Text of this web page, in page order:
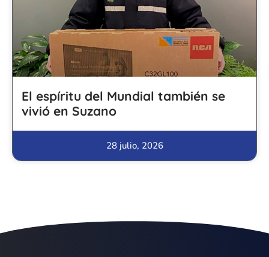
El espíritu del Mundial también se
vivió en Suzano
28 julio, 2026